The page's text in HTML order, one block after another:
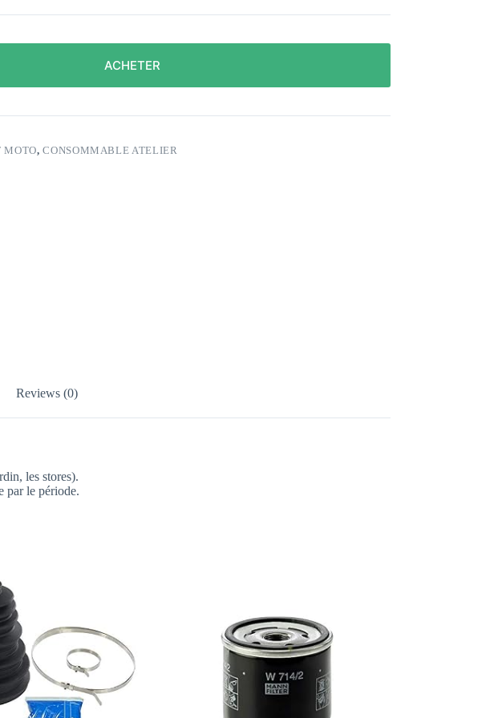
ACHETER
MOTO,CONSOMMABLE ATELIER
Reviews (0)
les stores).
par le période.